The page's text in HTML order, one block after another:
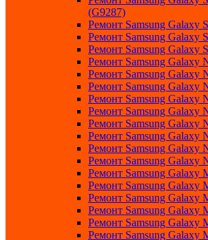
(G9287)
Ремонт Samsung Galaxy
Ремонт Samsung Galaxy
Ремонт Samsung Galaxy
Ремонт Samsung Galaxy
Ремонт Samsung Galaxy
Ремонт Samsung Galaxy
Ремонт Samsung Galaxy
Ремонт Samsung Galaxy
Ремонт Samsung Galaxy
Ремонт Samsung Galaxy
Ремонт Samsung Galaxy
Ремонт Samsung Galaxy
Ремонт Samsung Galaxy
Ремонт Samsung Galaxy
Ремонт Samsung Galaxy
Ремонт Samsung Galaxy
Ремонт Samsung Galaxy
Ремонт Samsung Galaxy